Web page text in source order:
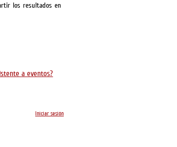
los resultados en
a eventos?
Iniciar sesión